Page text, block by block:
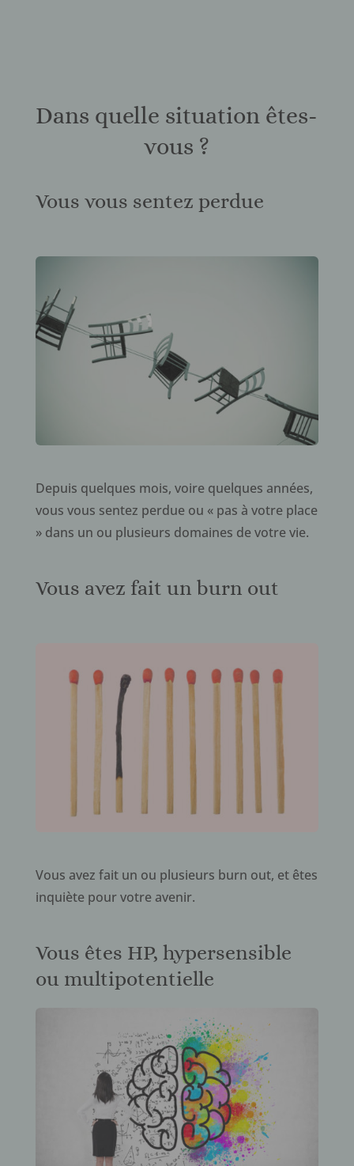
Dans quelle situation êtes-
vous ?
Vous vous sentez perdue
Depuis quelques mois, voire quelques années,
vous vous sentez perdue ou « pas à votre place
» dans un ou plusieurs domaines de votre vie.
Vous avez fait un burn out
Vous avez fait un ou plusieurs burn out, etêtes
inquiète pourvotreavenir.
Vous êtes HP, hypersensible
ou multipotentielle